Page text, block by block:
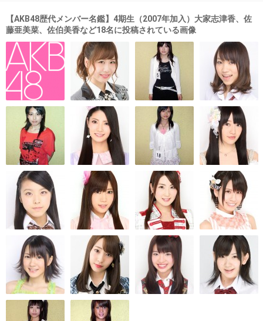
【AKB48歴代メンバー名鑑】4期生（2007年加入）大家志津香、佐
藤亜美菜、佐伯美香など18名に投稿されている画像